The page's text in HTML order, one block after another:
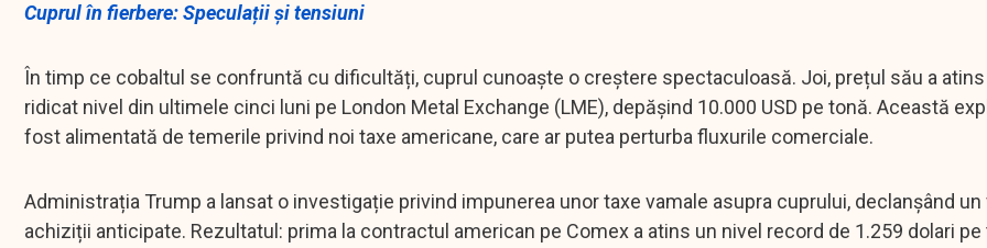
Cuprul în fierbere: Speculații și tensiuni
În timp ce cobaltul se confruntă cu dificultăți, cuprul cunoaște o creștere spectaculoasă. Joi, prețul său a
ridicat nivel din ultimele cinci luni pe London Metal Exchange (LME), depășind 10.000 USD pe tonă. Această
fost alimentată de temerile privind noi taxe americane, care ar putea perturba fluxurile comerciale.
Administrația Trump a lansat o investigație privind impunerea unor taxe vamale asupra cuprului, declanșând un
achiziții anticipate. Rezultatul: prima la contractul american pe Comex a atins un nivel record de 1.259 dolari pe